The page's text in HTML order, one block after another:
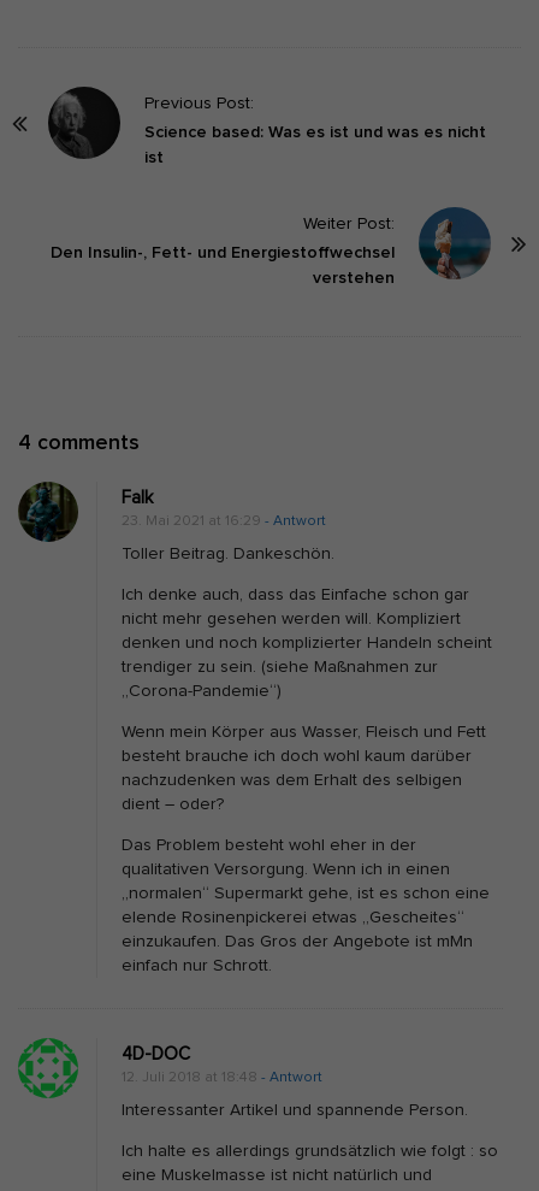
Previous Post:
Science based: Was es ist und was es nicht
ist
Weiter Post:
Den Insulin-, Fett- und Energiestoffwechsel
verstehen
4 comments
„
a
k
t
i
k
e
r
s
.
T
h
r
i
Falk
23. Mai 2021 at 16:29 - Antwort
Toller Beitrag. Dankeschön.
Ich denke auch, dass das Einfache schon gar
nicht mehr gesehen werden will. Kompliziert
denken und noch komplizierter Handeln scheint
trendiger zu sein. (siehe Maßnahmen zur
„Corona-Pandemie“)
Wenn mein Körper aus Wasser, Fleisch und Fett
besteht brauche ich doch wohl kaum darüber
nachzudenken was dem Erhalt des selbigen
dient – oder?
Das Problem besteht wohl eher in der
qualitativen Versorgung. Wenn ich in einen
„normalen“ Supermarkt gehe, ist es schon eine
elende Rosinenpickerei etwas „Gescheites“
einzukaufen. Das Gros der Angebote ist mMn
einfach nur Schrott.
4D-DOC
12. Juli 2018 at 18:48 - Antwort
Interessanter Artikel und spannende Person.
Ich halte es allerdings grundsätzlich wie folgt : so
eine Muskelmasse ist nicht natürlich und